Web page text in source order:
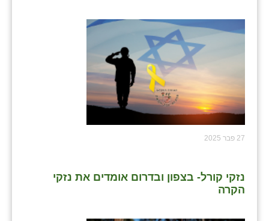
27 פבר 2025
נזקי קורל- בצפון ובדרום אומדים את נזקי
הקרה